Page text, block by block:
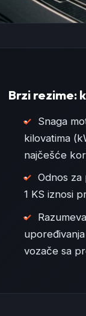
Brzi rezime:
Snaga
kilovatima
najčešće
Odnos za
1 KS iznosi
vozače sa